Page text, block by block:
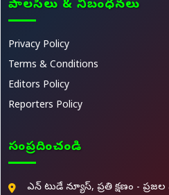
పాలసీలు & నిబంధనలు
Privacy Policy
Terms & Conditions
Editors Policy
Reporters Policy
సంప్రదించండి
ఎన్ టుడే న్యూస్, ప్రతి క్షణం -